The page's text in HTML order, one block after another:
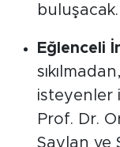
buluşacak.
Eğlenceli
isteyenler
Prof. Dr.
Saylan ve